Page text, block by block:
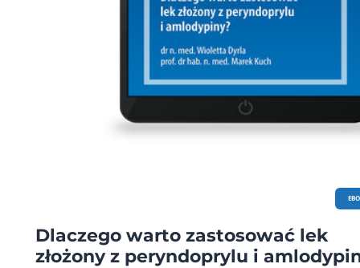
Dlaczego warto zastosować lek
złożony z peryndoprylu i